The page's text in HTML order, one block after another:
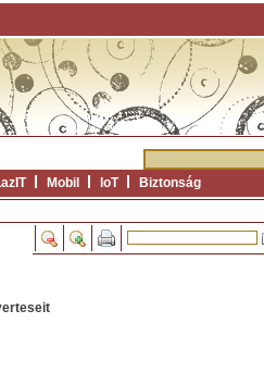
Mobil IoT Biztonság